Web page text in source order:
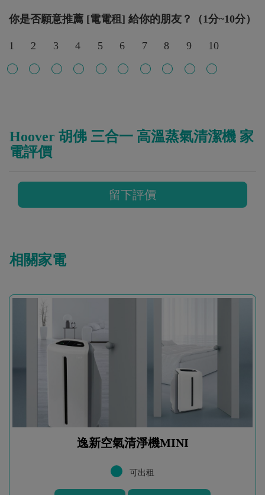
你是否願意推薦 [電電租] 給你的朋友？（1分~10分）
1 2 3 4 5 6 7 8 9 10
Hoover 胡佛 三合一 高溫蒸氣清潔機 家
電評價
留下評價
相關家電
逸新空氣清淨機MINI
可出租